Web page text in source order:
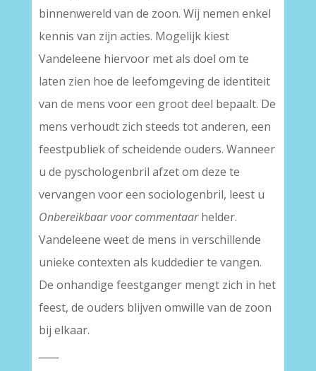
binnenwereld van de zoon. Wij nemen enkel
kennis van zijn acties. Mogelijk kiest
Vandeleene hiervoor met als doel om te
laten zien hoe de leefomgeving de identiteit
van de mens voor een groot deel bepaalt. De
mens verhoudt zich steeds tot anderen, een
feestpubliek of scheidende ouders. Wanneer
u de pyschologenbril afzet om deze te
vervangen voor een sociologenbril, leest u
Onbereikbaar voor commentaarhelder.
Vandeleene weet de mens in verschillende
unieke contexten als kuddedier te vangen.
De onhandige feestganger mengt zich in het
feest, de ouders blijven omwille van de zoon
bij elkaar.